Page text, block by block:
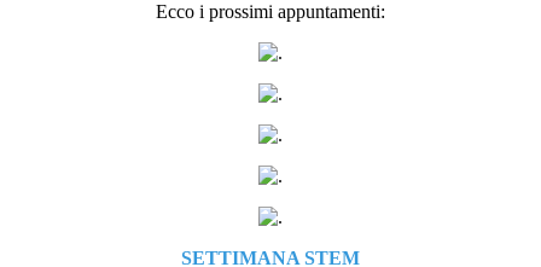
Ecco i prossimi appuntamenti:
SETTIMANA STEM